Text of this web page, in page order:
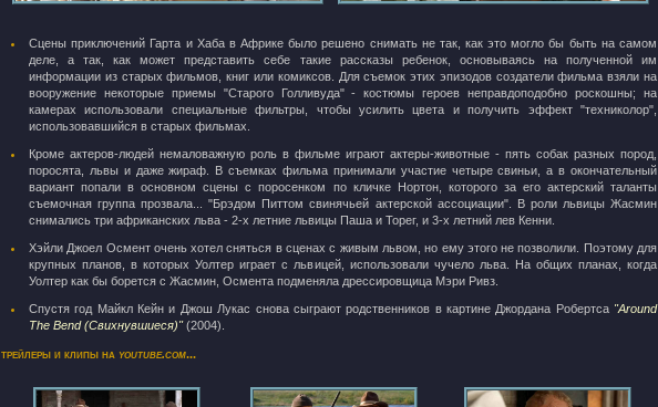
Сцены приключений Гарта и Хаба в Африке было решено снимать не так, как это могло бы быть на самом
деле, а так, как может представить себе такие рассказы ребенок, основываясь на полученной им
информации из старых фильмов, книг или комиксов. Для съемок этих эпизодов создатели фильма взяли на
вооружение некоторые приемы "Старого Голливуда" - костюмы героев неправдоподобно роскошны; на
камерах использовали специальные фильтры, чтобы усилить цвета и получить эффект "техниколор",
использовавшийся в старых фильмах.
Кроме актеров-людей немаловажную роль в фильме играют актеры-животные - пять собак разных пород,
поросята, львы и даже жираф. В съемках фильма принимали участие четыре свиньи, а в окончательный
вариант попали в основном сцены с поросенком по кличке Нортон, которого за его актерский таланты
съемочная группа прозвала... "Брэдом Питтом свинячьей актерской ассоциации". В роли львицы Жасмин
снимались три африканских льва - 2-х летние львицы Паша и Торег, и 3-х летний лев Кенни.
Хэйли Джоел Осмент очень хотел сняться в сценах с живым львом, но ему этого не позволили. Поэтому для
крупных планов, в которых Уолтер играет с львицей, использовали чучело льва. На общих планах, когда
Уолтер как бы борется с Жасмин, Осмента подменяла дрессировщица Мэри Ривз.
Спустя год Майкл Кейн и Джош Лукас снова сыграют родственников в картине Джордана Робертса "Around
The Bend (Свихнувшиеся)"(2004).
трейлеры и клипы на youtube.com...